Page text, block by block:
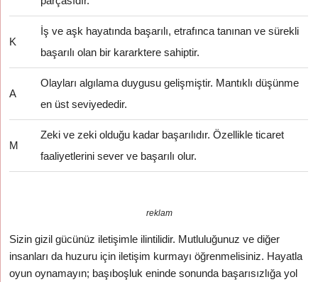
K
İş ve aşk hayatında başarılı, etrafınca tanınan ve sürekli
başarılı olan bir kararktere sahiptir.
A
Olayları algılama duygusu gelişmiştir. Mantıklı düşünme
en üst seviyededir.
M
Zeki ve zeki olduğu kadar başarılıdır. Özellikle ticaret
faaliyetlerini sever ve başarılı olur.
reklam
Sizin gizil gücünüz iletişimle ilintilidir. Mutluluğunuz ve diğer
insanları da huzuru için iletişim kurmayı öğrenmelisiniz. Hayatla
oyun oynamayın; başıboşluk eninde sonunda başarısızlığa yol